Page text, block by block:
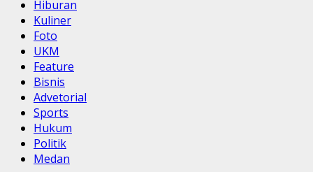
Hiburan
Kuliner
Foto
UKM
Feature
Bisnis
Advetorial
Sports
Hukum
Politik
Medan